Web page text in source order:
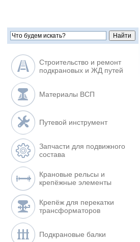
Строительство и ремонт
подкрановых и ЖД путей
Материалы ВСП
Путевой инструмент
Запчасти для подвижного
состава
Крановые рельсы и
крепёжные элементы
Крепёж для перекатки
трансформаторов
Подкрановые балки